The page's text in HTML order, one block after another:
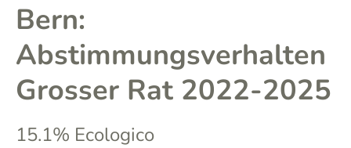
Bern:
Abstimmungsverhalten
Grosser Rat 2022-2025
15.1% Ecologico